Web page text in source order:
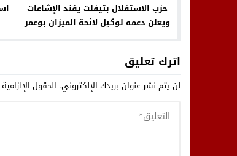
حزب الاستقلال بتيفلت يفند الإشاعات
ويعلن دعمه لوكيل لائحة الميزان بوعمر
اترك تعليق
لن يتم نشر عنوان بريدك الإلكتروني. الحقول